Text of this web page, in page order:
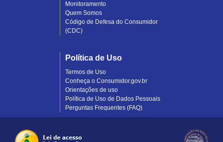
Monitoramento
Quem Somos
Código de Defesa do Consumidor
(CDC)
Política de Uso
Termos de Uso
Conheça o Consumidor.gov.br
Orientações de uso
Política de Uso de Dados Pessoais
Perguntas Frequentes (FAQ)